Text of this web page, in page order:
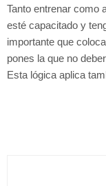
Tanto entrenar como
esté capacitado y
importante que
pones la que no
Esta lógica aplica
entrena